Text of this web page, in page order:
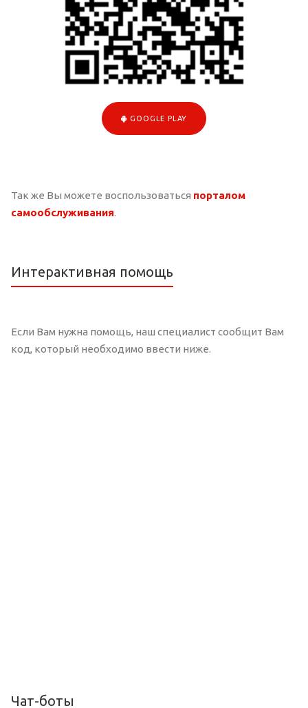
GOOGLE PLAY
Так же Вы можете воспользоваться порталом
самообслуживания.
Интерактивная помощь
Если Вам нужна помощь, наш специалист сообщит Вам
код, который необходимо ввести ниже.
Чат-боты